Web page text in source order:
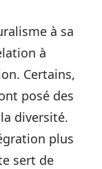
à sa
à
Certains,
posé des
diversité.
plus
sert de